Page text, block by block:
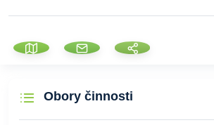
Obory činnosti